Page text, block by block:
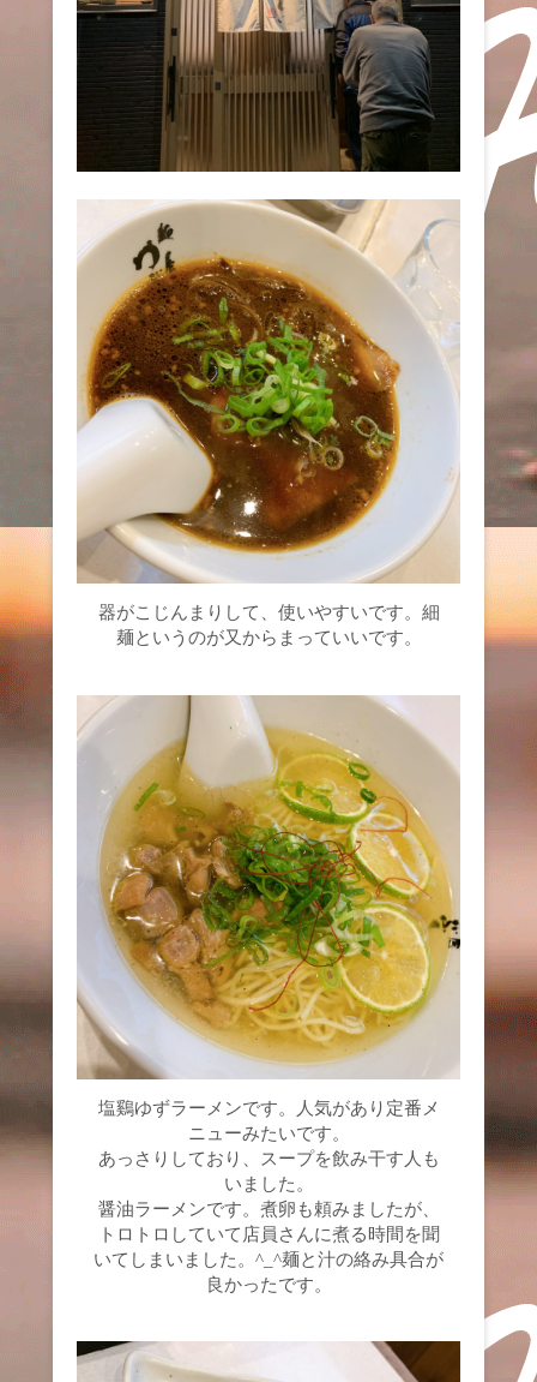
器がこじんまりして、使いやすいです。細
麺というのが又からまっていいです。
塩鷄ゆずラーメンです。人気があり定番メ
ニューみたいです。
あっさりしており、スープを飲み干す人も
いました。
醤油ラーメンです。煮卵も頼みましたが、
トロトロしていて店員さんに煮る時間を聞
いてしまいました。^_^麺と汁の絡み具合が
良かったです。